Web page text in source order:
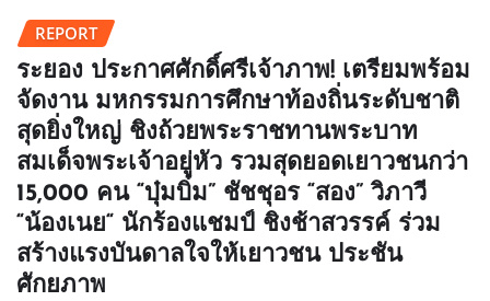
REPORT
ระยอง ประกาศศักดิ์ศรีเจ้าภาพ! เตรียมพร้อม
จัดงาน มหกรรมการศึกษาท้องถิ่นระดับชาติ
สุดยิ่งใหญ่ ชิงถ้วยพระราชทานพระบาท
สมเด็จพระเจ้าอยู่หัว รวมสุดยอดเยาวชนกว่า
15,000 คน “บุ๋มบิ๋ม” ชัชชุอร “สอง” วิภาวี
“น้องเนย“ นักร้องแชมป์ ชิงช้าสวรรค์ ร่วม
สร้างแรงบันดาลใจให้เยาวชน ประชัน
ศักยภาพ